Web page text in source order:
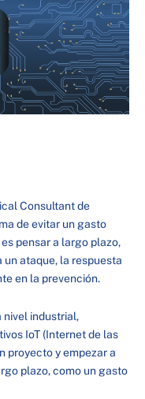
Consultant de
de evitar un gasto
pensar a largo plazo,
un ataque, la respuesta
en la prevención.
nivel industrial,
IoT (Internet de las
proyecto y empezar a
plazo, como un gasto